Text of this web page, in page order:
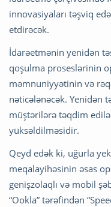
innovasiyaları təşviq
etdirəcək.
İdarəetmənin yenidən
qoşulma proseslərinin
məmnuniyyətinin və
nəticələnəcək. Yenidən
müştərilərə təqdim
yüksəldilməsidir.
Qeyd edək ki, uğurla
meqalayihəsinin əsas
genişzolaqlı və mobil
“Ookla” tərəfindən